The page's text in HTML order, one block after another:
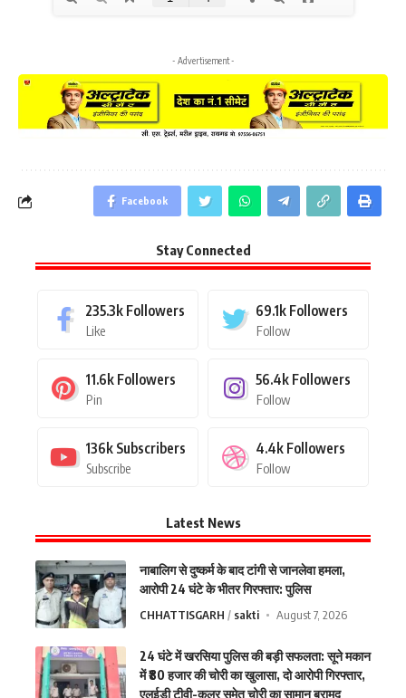
- Advertisement -
Facebook
Stay Connected
235.3k Followers
Like
69.1k Followers
Follow
11.6k Followers
Pin
56.4k Followers
Follow
136k Subscribers
Subscribe
4.4k Followers
Follow
Latest News
नाबालिग से दुष्कर्म के बाद टांगी से जानलेवा हमला,
आरोपी 24 घंटे के भीतर गिरफ्तार: पुलिस
CHHATTISGARH sakti August 7, 2026
24 घंटे में खरसिया पुलिस की बड़ी सफलता: सूने मकान
में ₹80 हजार की चोरी का खुलासा, दो आरोपी गिरफ्तार,
एलईडी टीवी-कूलर समेत चोरी का सामान बरामद